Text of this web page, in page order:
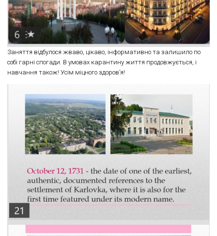
Заняття відбулося жваво, цікаво, інформативно та залишило по
собі гарні спогади. В умовах карантину життя продовжується, і
навчання також! Усім міцного здоров’я!